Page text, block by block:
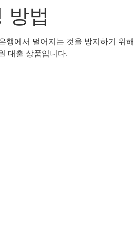
방법
행에서 멀어지는 것을 방지하기 위해
대출 상품입니다.